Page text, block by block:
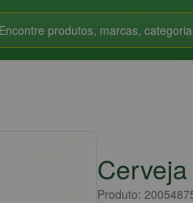
Encontre produtos, marcas,
Produto: